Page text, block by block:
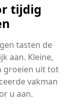
tijdig
tasten de
aan. Kleine,
groeien uit tot
vakman
u aan.